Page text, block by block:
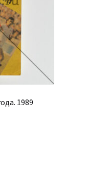
1989